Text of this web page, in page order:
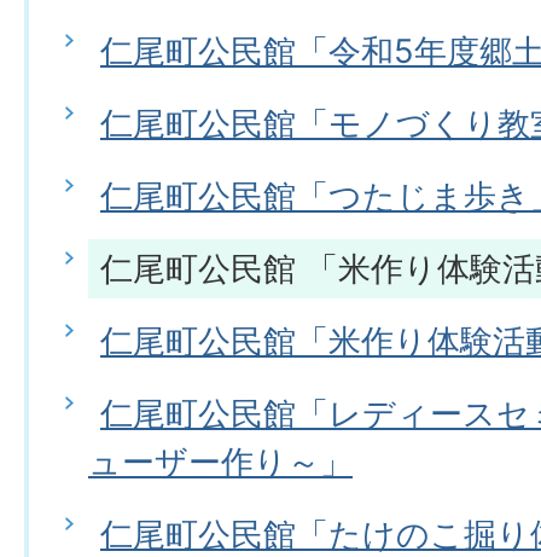
仁尾町公民館「令和5年度郷
仁尾町公民館「モノづくり
仁尾町公民館「つたじま歩き
仁尾町公民館 「米作り体験
仁尾町公民館「米作り体験活
仁尾町公民館「レディース
ューザー作り～」
仁尾町公民館「たけのこ掘り